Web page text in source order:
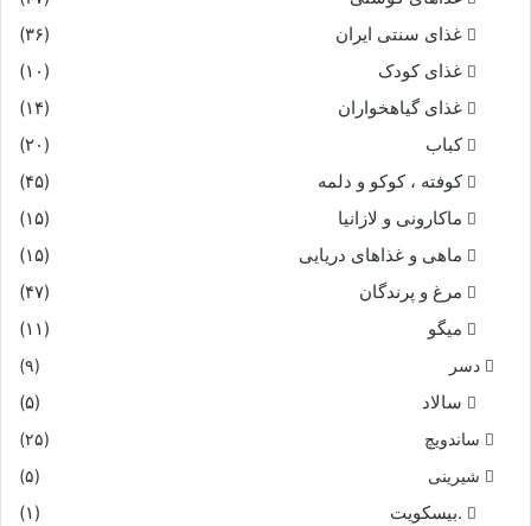
غذای سنتی ایران
(۳۶)
غذای کودک
(۱۰)
غذای گیاهخواران
(۱۴)
کباب
(۲۰)
کوفته ، کوکو و دلمه
(۴۵)
ماکارونی و لازانیا
(۱۵)
ماهی و غذاهای دریایی
(۱۵)
مرغ و پرندگان
(۴۷)
میگو
(۱۱)
دسر (۹)
سالاد (۵)
ساندویچ
(۲۵)
شیرینی
(۵)
.بیسکویت
(۱)